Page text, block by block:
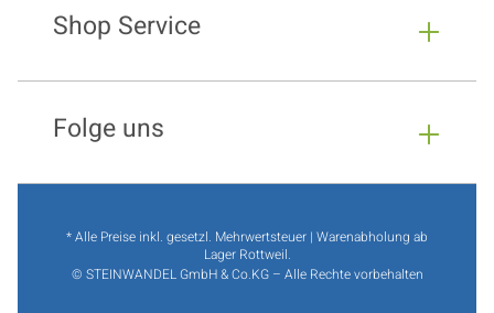
Shop Service
Folge uns
* Alle Preise inkl. gesetzl. Mehrwertsteuer | Warenabholung ab
Lager Rottweil.
© STEINWANDEL GmbH & Co.KG – Alle Rechte vorbehalten